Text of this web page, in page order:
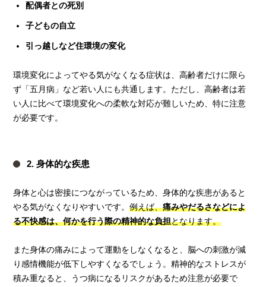
配偶者との死別
子どもの自立
引っ越しなど住環境の変化
環境変化によってやる気がなくなる症状は、高齢者だけに限ら
ず「五月病」など若い人にも共通します。ただし、高齢者は若
い人に比べて環境変化への柔軟な対応が難しいため、特に注意
が必要です。
2. 身体的な疾患
身体と心は密接につながっているため、身体的な疾患があると
やる気がなくなりやすいです。例えば、痛みやだるさなどによ
る不快感は、何かを行う際の精神的な負担となります。
また身体の痛みによって運動をしなくなると、脳への刺激が減
り感情機能が低下しやすくなるでしょう。精神的なストレスが
積み重なると、うつ病になるリスクがあるため注意が必要で